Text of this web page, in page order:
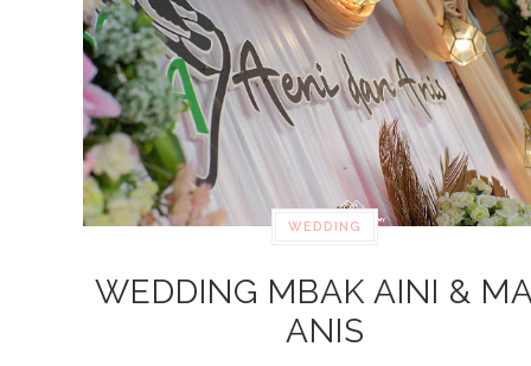
WEDDING
WEDDING MBAK AINI &
ANIS